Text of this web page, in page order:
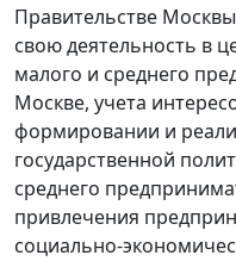
Правительстве
свою деятельность в
малого и среднего
Москве, учета
формировании и
государственной
среднего
привлечения
социально-